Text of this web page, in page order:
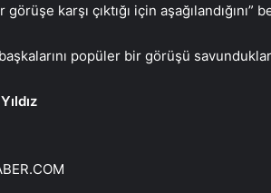
karşı çıktığı için aşağılandığını”
başkalarını popüler bir görüşü